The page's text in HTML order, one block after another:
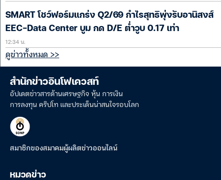
SMART โชว์ฟอร์มแกร่ง Q2/69 กำไรสุทธิพุ่งรับอานิสงส์
EEC-Data Center บูม กด D/E ต่ำวูบ 0.17 เท่า
12:34 น.
ดูข่าวทั้งหมด >>
สำนักข่าวอินโฟเควสท์
อัปเดตข่าวสารด้านเศรษฐกิจ หุ้น การเงิน
การลงทุน คริปโท และประเด็นน่าสนใจรอบโลก
สมาชิกของสมาคมผู้ผลิตข่าวออนไลน์
หมวดข่าว